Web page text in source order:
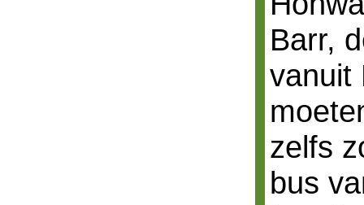
Barr,
vanuit
zelfs
bus